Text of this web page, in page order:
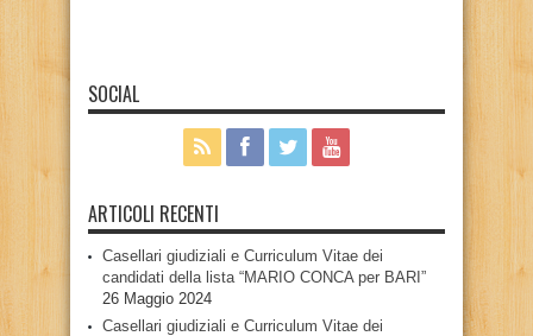
SOCIAL
ARTICOLI RECENTI
Casellari giudiziali e Curriculum Vitae dei
candidati della lista “MARIO CONCA per BARI”
26 Maggio 2024
Casellari giudiziali e Curriculum Vitae dei